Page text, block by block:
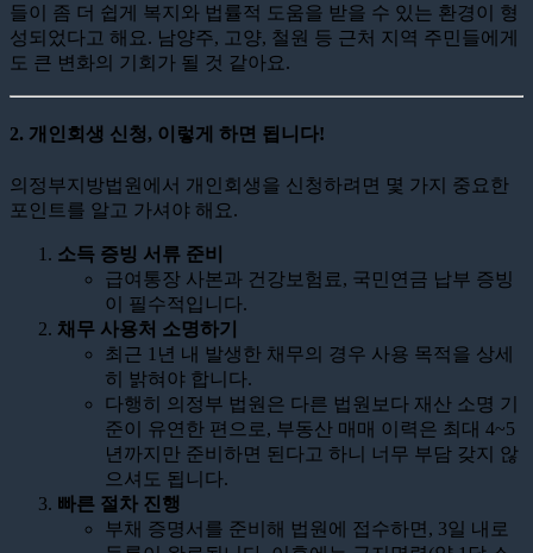
들이 좀 더 쉽게 복지와 법률적 도움을 받을 수 있는 환경이 형
성되었다고 해요. 남양주, 고양, 철원 등 근처 지역 주민들에게
도 큰 변화의 기회가 될 것 같아요.
2. 개인회생 신청, 이렇게 하면 됩니다!
의정부지방법원에서 개인회생을 신청하려면 몇 가지 중요한
포인트를 알고 가셔야 해요.
소득 증빙 서류 준비
급여통장 사본과 건강보험료, 국민연금 납부 증빙
이 필수적입니다.
채무 사용처 소명하기
최근 1년 내 발생한 채무의 경우 사용 목적을 상세
히 밝혀야 합니다.
다행히 의정부 법원은 다른 법원보다 재산 소명 기
준이 유연한 편으로, 부동산 매매 이력은 최대 4~5
년까지만 준비하면 된다고 하니 너무 부담 갖지 않
으셔도 됩니다.
빠른 절차 진행
부채 증명서를 준비해 법원에 접수하면, 3일 내로